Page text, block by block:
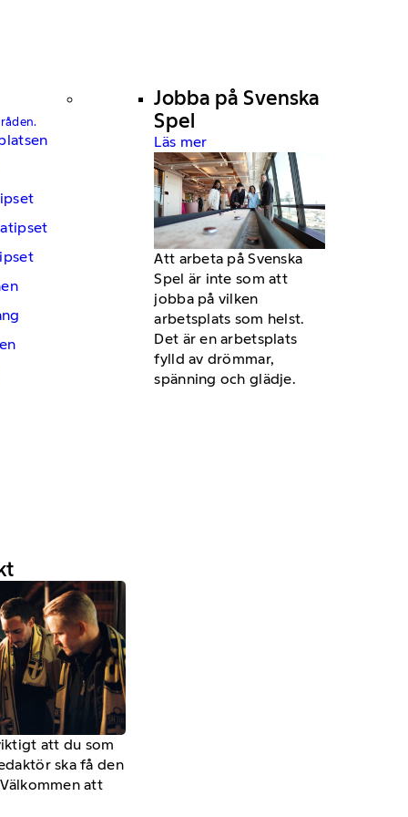
Jobba på Svenska
Spel
Läs mer
Att arbeta på Svenska
Spel är inte som att
jobba på vilken
arbetsplats som helst.
Det är en arbetsplats
fylld av drömmar,
spänning och glädje.
att du som
ska få den
att